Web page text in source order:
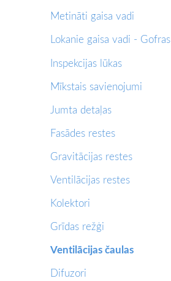
Metināti gaisa vadi
Lokanie gaisa vadi - Gofras
Inspekcijas lūkas
Mīkstais savienojumi
Jumta detaļas
Fasādes restes
Gravitācijas restes
Ventilācijas restes
Kolektori
Grīdas režģi
Ventilācijas čaulas
Difuzori